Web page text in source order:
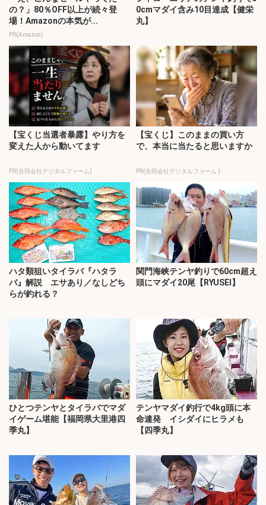
の？」80％OFF以上が続々登
場！Amazonの本気が...
PR(Amazon)
0cmマダイ含み10目達成【健栄
丸】
【宝くじ当選者暴露】やり方を
変えた人から動いてます
PR(合同会社デジタルファーム)
【宝くじ】このままの買い方
で、本当に当たると思いますか
PR(合同会社デジタルファーム )
ハタ類狙いタイラバ『ハタラ
バ』解説 エサあり／なしどち
らが釣れる？
関門海峡テンヤ釣りで60cm超え
頭にマダイ20尾【RYUSEI】
ひとつテンヤとタイラバでマダ
イゲーム堪能【福岡県大里港四
季丸】
テンヤマダイ釣行で4kg頭に本
命連発 イシダイにヒラメも
【四季丸】